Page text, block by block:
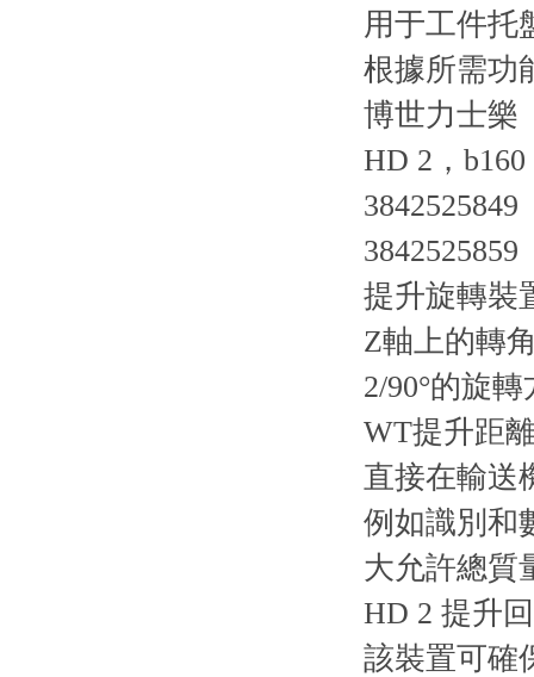
用于工件托
根據所需功
博世力士樂
HD 2，
3842525849
3842525859
提升旋轉裝
Z軸上的轉
2/90°的旋轉
WT提升距
直接在輸送
例如識別和
大允許總質
HD 2 提升
該裝置可確